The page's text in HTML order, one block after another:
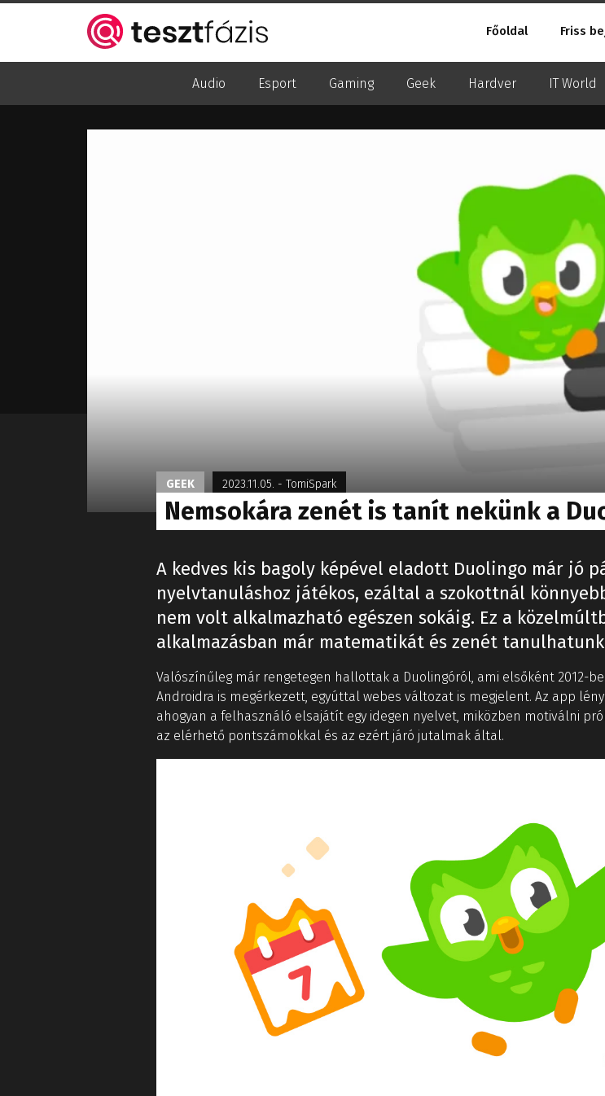
Főoldal Friss
Audio Esport Gaming Geek Hardver IT World
GEEK 2023.11.05. - TomiSpark
Nemsokára zenét is tanít nekünk a
A kedves kis bagoly képével eladott Duolingo már jó
nyelvtanuláshoz játékos, ezáltal a szokottnál
nem volt alkalmazható egészen sokáig. Ez a
alkalmazásban már matematikát és zenét
Valószínűleg már rengetegen hallottak a Duolingóról, ami elsőként 2012-
Androidra is megérkezett, egyúttal webes változat is megjelent. Az app
ahogyan a felhasználó elsajátít egy idegen nyelvet, miközben motiválni
az elérhető pontszámokkal és az ezért járó jutalmak által.